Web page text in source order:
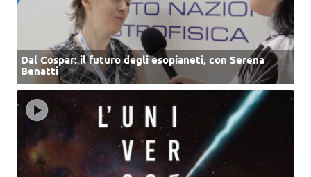
Dal Cospar: il futuro degli esopianeti, con Serena
Benatti